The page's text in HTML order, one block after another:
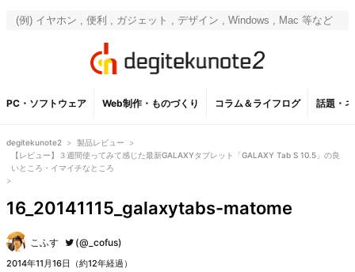
PC・ソフトウェア Web制作・ものづくり コラム＆ライフログ 話題・
degitekunote2 > 製品レビュー
>
【レビュー】３週間使ってみて感じた最新GALAXYタブレット「GALAXY Tab S 10.5」の良
いところ・イマイチなところ
>
16_20141115_galaxytabs-matome
こふす (@_cofus)
2014年11月16日（約12年経過）